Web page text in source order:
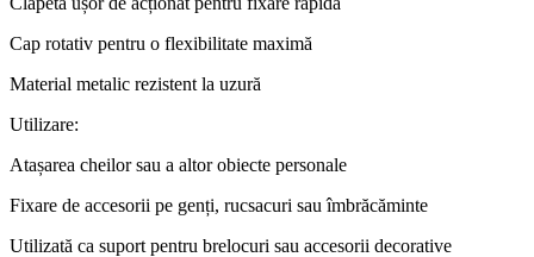
Cap rotativ pentru o flexibilitate maximă
Material metalic rezistent la uzură
Utilizare:
Atașarea cheilor sau a altor obiecte personale
Fixare de accesorii pe genți, rucsacuri sau îmbrăcăminte
Utilizată ca suport pentru brelocuri sau accesorii decorative